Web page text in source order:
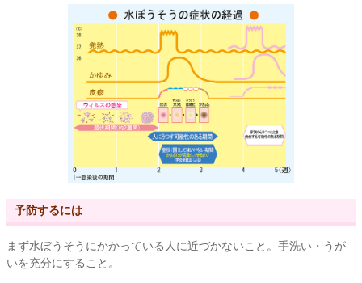
予防するには
まず水ぼうそうにかかっている人に近づかないこと。手洗い・うが
いを充分にすること。